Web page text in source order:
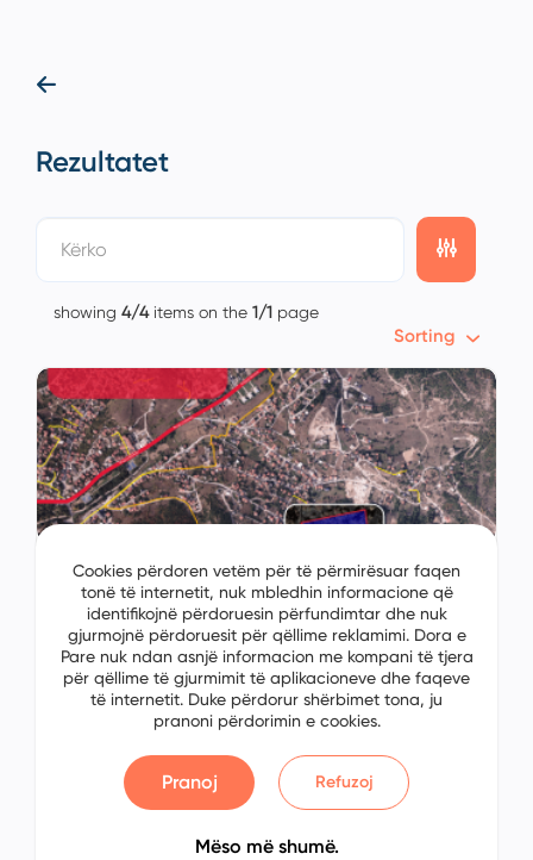
Rezultatet
showing 4/4 items on the 1/1 page
Sorting
Toke 1000m2
No: 2384483781
Prishtinë, Kosovo
€ 100/m2
Cookies përdoren vetëm për të përmirësuar faqen
tonë të internetit, nuk mbledhin informacione që
identifikojnë përdoruesin përfundimtar dhe nuk
gjurmojnë përdoruesit për qëllime reklamimi. Dora e
Pare nuk ndan asnjë informacion me kompani të tjera
për qëllime të gjurmimit të aplikacioneve dhe faqeve
të internetit. Duke përdorur shërbimet tona, ju
pranoni përdorimin e cookies.
Pranoj Refuzoj
Mëso më shumë.